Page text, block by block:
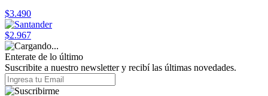
$3.490
$2.967
Enterate de lo último
Suscribite a nuestro newsletter y recibí las últimas novedades.